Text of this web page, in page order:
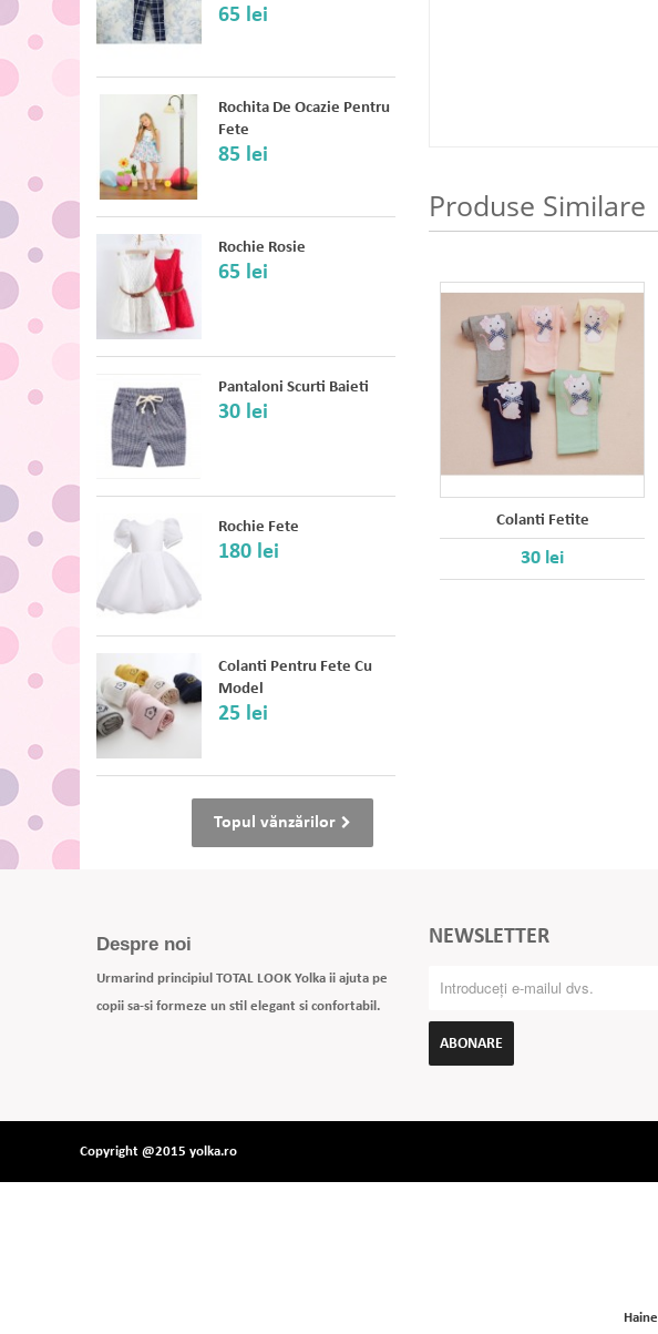
65 lei
Rochita De Ocazie Pentru
Fete
85 lei
Rochie Rosie
65 lei
Pantaloni Scurti Baieti
30 lei
Rochie Fete
180 lei
Colanti Pentru Fete Cu
Model
25 lei
Topul vănzărilor
Produse Similare
Colanti Fetite
30 lei
Despre noi
Urmarind principiul TOTAL LOOK Yolka ii ajuta pe
copii sa-si formeze un stil elegant si confortabil.
NEWSLETTER
ABONARE
Copyright @2015 yolka.ro